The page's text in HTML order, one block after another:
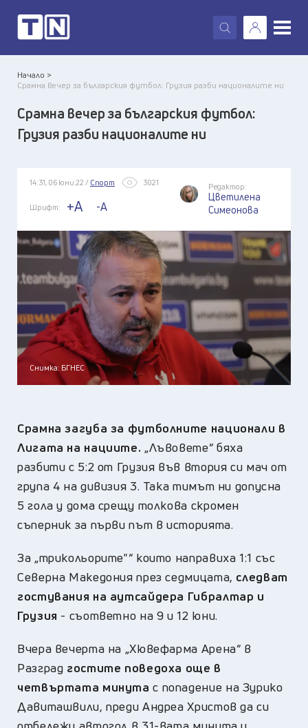
X
Начало >
Срамна вечер за българския футбол: Грузия разби националите ни
Срамна вечер за българския футбол:
Грузия разби националите ни
14:31, 06 юни 22 / Спорт 3021
Шрифт: +A -A
Редактор:
Цветилена
Симеонова
Снимка: БГНЕС
Срамна загуба за футболните национали в
Лигата на нациите. „Лъвовете“ бяха
разбити с 5:2 от Грузия във втория си мач от
група 4 на дивизия 3. Така тимът ни допусна
5 гола у дома срещу толкова скромен
съперник за първи път в историята.
За „трикольорите"“ които направиха 1:1 със
Северна Македония през седмицата, следват
гостувания на аутсайдера Гибралтар и
Грузия - съответно на 9 и 12 юни.
Вчера вечерта на „Хювефарма Арена“ в
Разград гостите поведоха още в
четвъртата минута с попадение на Зурико
Давиташвили, преди Андреа Христов да си